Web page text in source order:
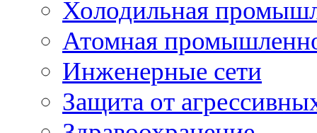
Холодильная
Атомная
Инженерные сети
Защита от